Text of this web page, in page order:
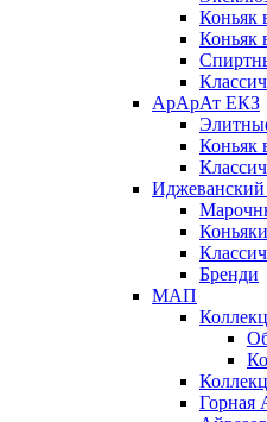
Коньяк
Коньяк
АрАрАт ЕКЗ
Коньяк
Бренди
МАП